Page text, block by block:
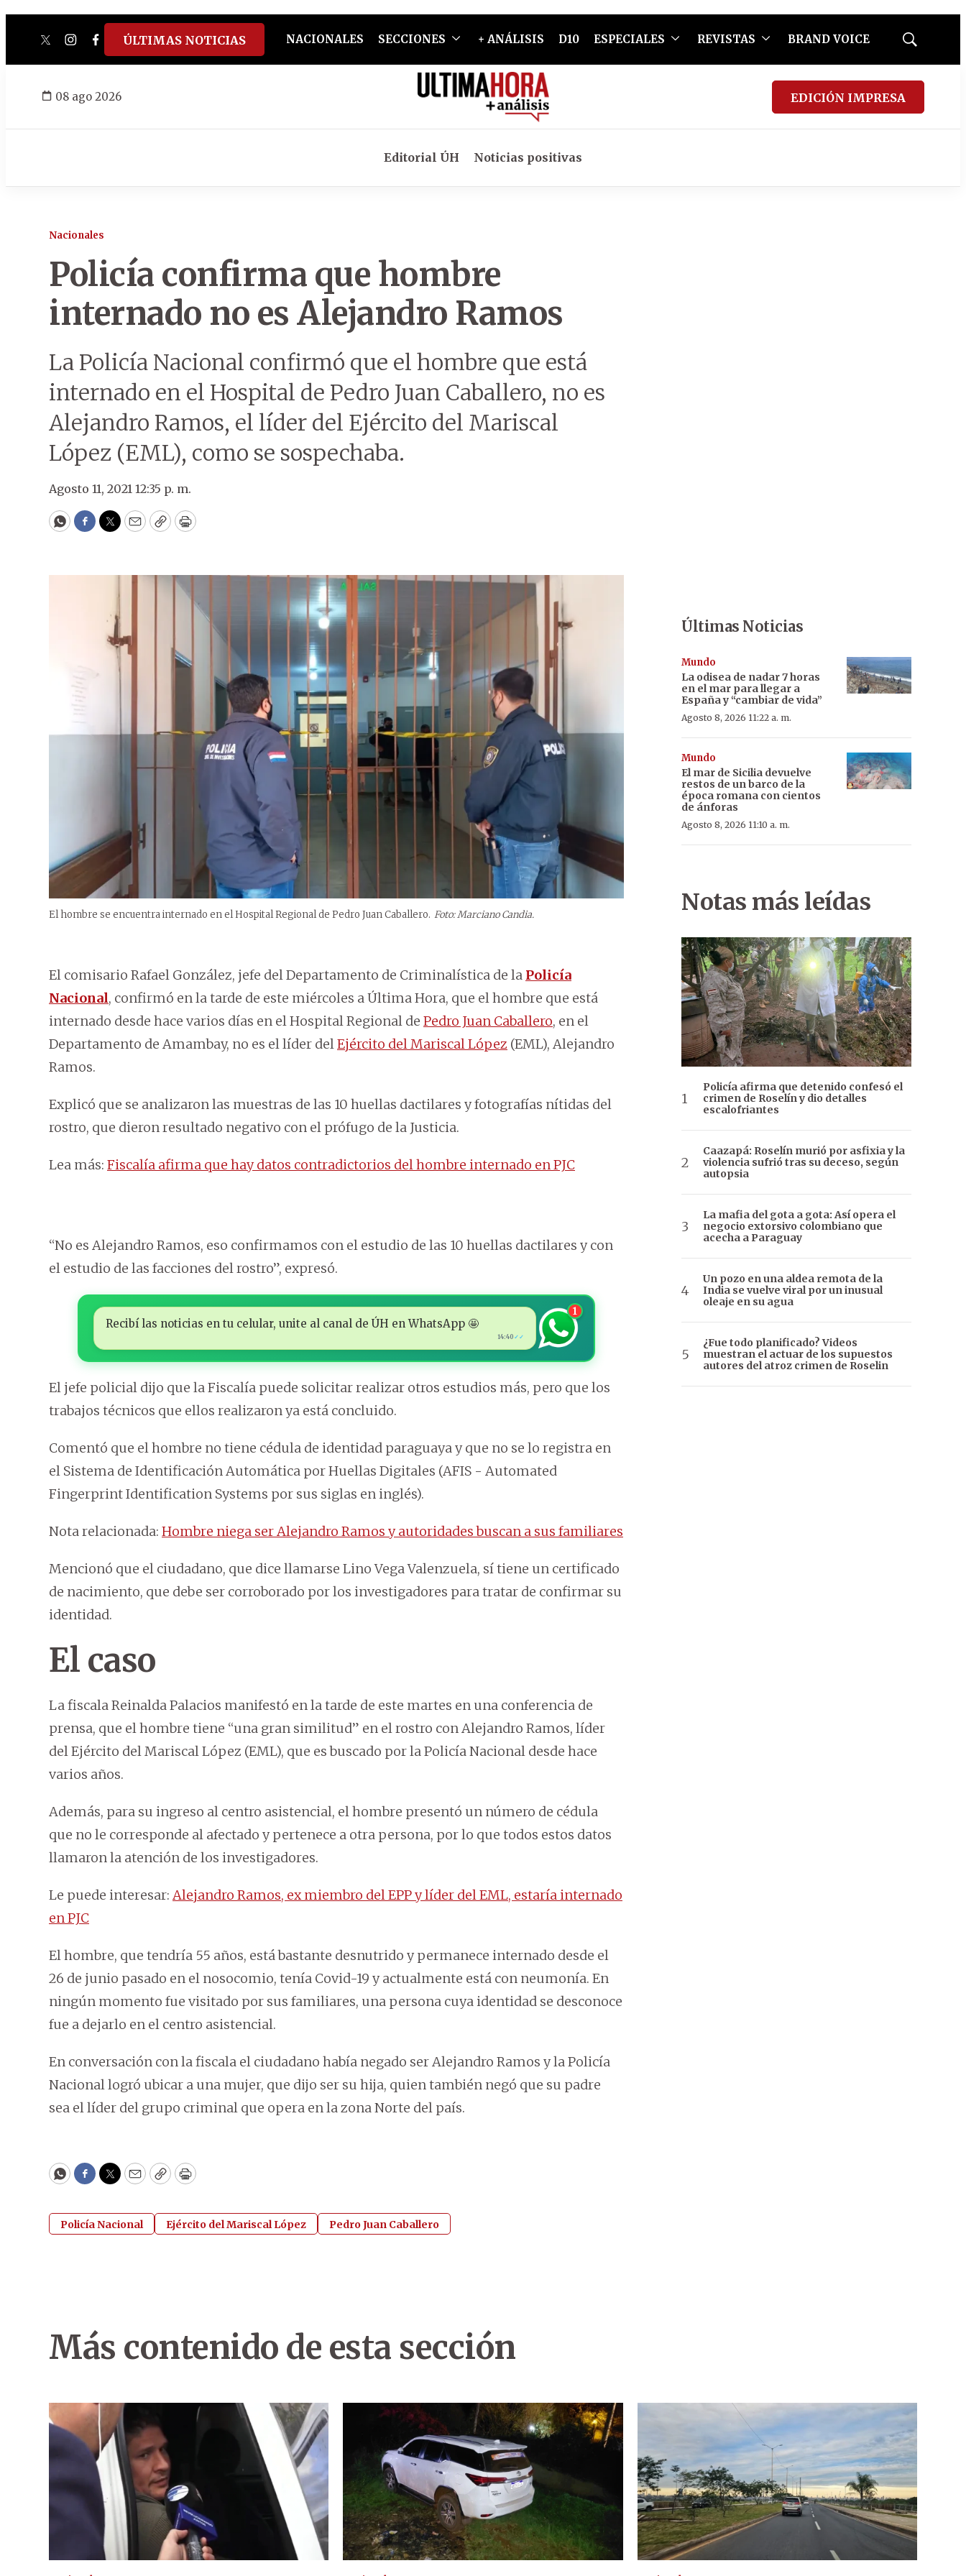
twitterinstagram
facebook
tiktokyoutube
spotify
ÚLTIMAS NOTICIAS NACIONALES SECCIONES + ANÁLISIS D10 ESPECIALES REVISTAS BRAND VOICE
Mostrar
08 ago 2026 EDICIÓN IMPRESA
Editorial ÚH Noticias positivas
Nacionales
Policía confirma que hombre
internado no es Alejandro Ramos
La Policía Nacional confirmó que el hombre que está
internado en el Hospital de Pedro Juan Caballero, no es
Alejandro Ramos, el líder del Ejército del Mariscal
López (EML), como se sospechaba.
Agosto 11, 2021 12:35 p. m.
WhatsApp
Facebook
Twitter
EmailCopyPrint
El hombre se encuentra internado en el Hospital Regional de Pedro Juan Caballero. Foto: Marciano Candia.
El comisario Rafael González, jefe del Departamento de Criminalística de la Policía
Nacional, confirmó en la tarde de este miércoles a Última Hora, que el hombre que está
internado desde hace varios días en el Hospital Regional de Pedro Juan Caballero, en el
Departamento de Amambay, no es el líder delEjército del Mariscal López (EML), Alejandro
Ramos.
Explicó que se analizaron las muestras de las 10 huellas dactilares y fotografías nítidas del
rostro, que dieron resultado negativo con el prófugo de la Justicia.
Lea más: Fiscalía afirma que hay datos contradictorios del hombre internado en PJC
“No es Alejandro Ramos, eso confirmamos con el estudio de las 10 huellas dactilares y con
el estudio de las facciones del rostro”, expresó.
Recibí las noticias en tu celular, unite al canal de ÚH en WhatsApp 🤩
14:40 ✓✓
1
El jefe policial dijo que la Fiscalía puede solicitar realizar otros estudios más, pero que los
trabajos técnicos que ellos realizaron ya está concluido.
Comentó que el hombre no tiene cédula de identidad paraguaya y que no se lo registra en
el Sistema de Identificación Automática por Huellas Digitales (AFIS - Automated
Fingerprint Identification Systems por sus siglas en inglés).
Nota relacionada: Hombre niega ser Alejandro Ramos y autoridades buscan a sus familiares
Mencionó que el ciudadano, que dice llamarse Lino Vega Valenzuela, sí tiene un certificado
de nacimiento, que debe ser corroborado por los investigadores para tratar de confirmar su
identidad.
El caso
La fiscala Reinalda Palacios manifestó en la tarde de este martes en una conferencia de
prensa, que el hombre tiene “una gran similitud” en el rostro con Alejandro Ramos, líder
del Ejército del Mariscal López (EML), que es buscado por la Policía Nacional desde hace
varios años.
Además, para su ingreso al centro asistencial, el hombre presentó un número de cédula
que no le corresponde al afectado y pertenece a otra persona, por lo que todos estos datos
llamaron la atención de los investigadores.
Le puede interesar: Alejandro Ramos, ex miembro del EPP y líder del EML, estaría internado
en PJC
El hombre, que tendría 55 años, está bastante desnutrido y permanece internado desde el
26 de junio pasado en el nosocomio, tenía Covid-19 y actualmente está con neumonía. En
ningún momento fue visitado por sus familiares, una persona cuya identidad se desconoce
fue a dejarlo en el centro asistencial.
En conversación con la fiscala el ciudadano había negado ser Alejandro Ramos y la Policía
Nacional logró ubicar a una mujer, que dijo ser su hija, quien también negó que su padre
sea el líder del grupo criminal que opera en la zona Norte del país.
WhatsApp
Facebook
Twitter
EmailCopyPrint
Policía Nacional Ejército del Mariscal López Pedro Juan Caballero
Últimas Noticias
Mundo
La odisea de nadar 7 horas
en el mar para llegar a
España y “cambiar de vida”
Agosto 8, 2026 11:22 a. m.
Mundo
El mar de Sicilia devuelve
restos de un barco de la
época romana con cientos
de ánforas
Agosto 8, 2026 11:10 a. m.
Notas más leídas
Policía afirma que detenido confesó el
crimen de Roselín y dio detalles
escalofriantes
Caazapá: Roselín murió por asfixia y la
violencia sufrió tras su deceso, según
autopsia
La mafia del gota a gota: Así opera el
negocio extorsivo colombiano que
acecha a Paraguay
Un pozo en una aldea remota de la
India se vuelve viral por un inusual
oleaje en su agua
¿Fue todo planificado? Videos
muestran el actuar de los supuestos
autores del atroz crimen de Roselin
Más contenido de esta sección